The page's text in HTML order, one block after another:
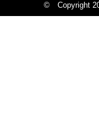
© Copyright